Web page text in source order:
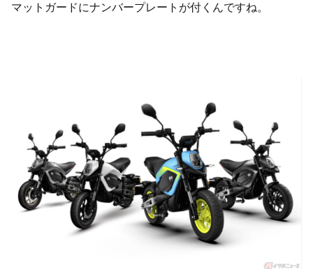
マットガードにナンバープレートが付くんですね。